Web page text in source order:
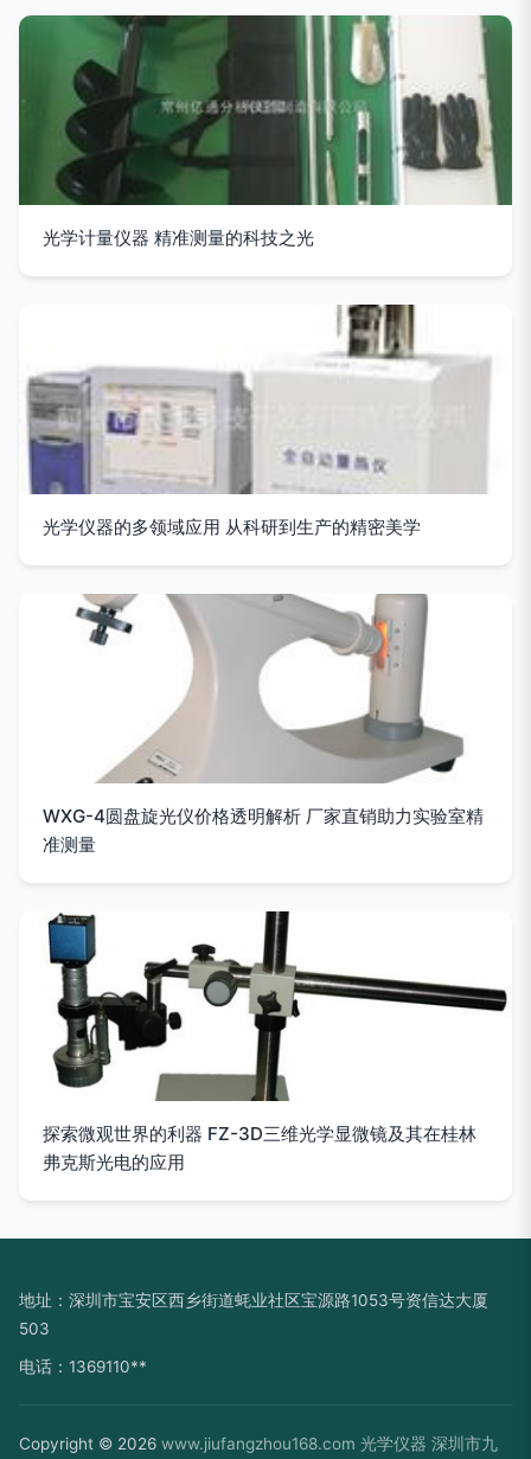
光学计量仪器 精准测量的科技之光
光学仪器的多领域应用 从科研到生产的精密美学
WXG-4圆盘旋光仪价格透明解析 厂家直销助力实验室精
准测量
探索微观世界的利器 FZ-3D三维光学显微镜及其在桂林
弗克斯光电的应用
地址：深圳市宝安区西乡街道蚝业社区宝源路1053号资信达大厦
503
电话：1369110**
Copyright © 2026 www.jiufangzhou168.com 光学仪器 深圳市九